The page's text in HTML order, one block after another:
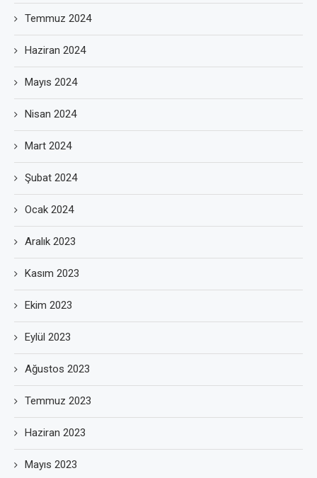
Temmuz 2024
Haziran 2024
Mayıs 2024
Nisan 2024
Mart 2024
Şubat 2024
Ocak 2024
Aralık 2023
Kasım 2023
Ekim 2023
Eylül 2023
Ağustos 2023
Temmuz 2023
Haziran 2023
Mayıs 2023